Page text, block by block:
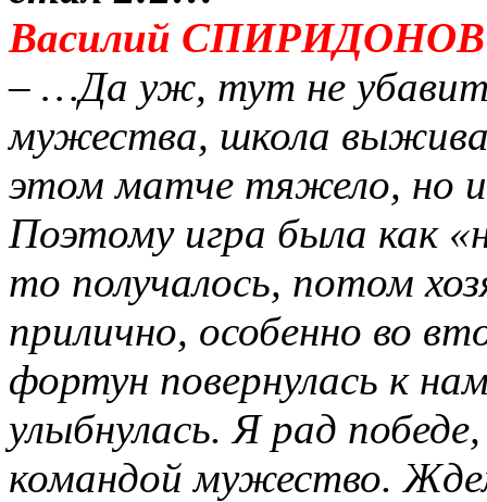
Василий СПИРИДОНОВ
– …Да уж, тут не
мужества, школа
этом матче тяжело, но и
Поэтому игра была как
то получалось, потом
прилично, особенно во
фортун повернулась к
улыбнулась. Я рад
командой мужество.